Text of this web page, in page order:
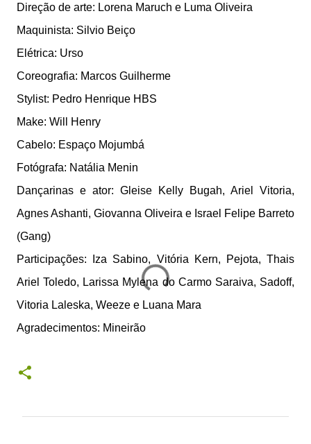
Direção de arte: Lorena Maruch e Luma Oliveira
Maquinista: Silvio Beiço
Elétrica: Urso
Coreografia: Marcos Guilherme
Stylist: Pedro Henrique HBS
Make: Will Henry
Cabelo: Espaço Mojumbá
Fotógrafa: Natália Menin
Dançarinas e ator: Gleise Kelly Bugah, Ariel Vitoria,
Agnes Ashanti, Giovanna Oliveira e Israel Felipe Barreto
(Gang)
Participações: Iza Sabino, Vitória Kern, Pejota, Thais
Ariel Toledo, Larissa Mylena do Carmo Saraiva, Sadoff,
Vitoria Laleska, Weeze e Luana Mara
Agradecimentos: Mineirão